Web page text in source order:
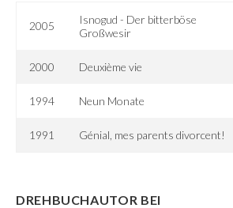
2005
Isnogud - Der bitterböse
Großwesir
2000 Deuxième vie
1994 Neun Monate
1991 Génial, mes parents divorcent!
DREHBUCHAUTOR BEI